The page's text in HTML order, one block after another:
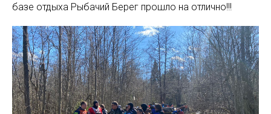
базе отдыха Рыбачий Берег прошло на отлично!!!